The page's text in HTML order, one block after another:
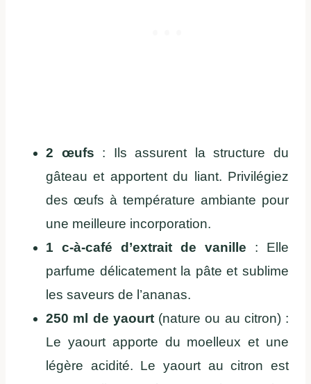
2 œufs : Ils assurent la structure du
gâteau et apportent du liant. Privilégiez
des œufs à température ambiante pour
une meilleure incorporation.
1 c-à-café d’extrait de vanille : Elle
parfume délicatement la pâte et sublime
les saveurs de l’ananas.
250 ml de yaourt(nature ou au citron) :
Le yaourt apporte du moelleux et une
légère acidité. Le yaourt au citron est